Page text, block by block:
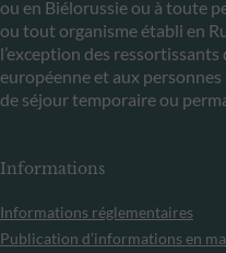
ou en Biélorussie ou à toute
ou tout organisme établi en
l’exception des ressortissants
européenne et aux
de séjour temporaire ou
Informations
Informations réglementaires
Publication d’informations en